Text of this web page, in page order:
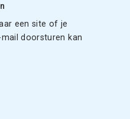
een site of je
doorsturen kan